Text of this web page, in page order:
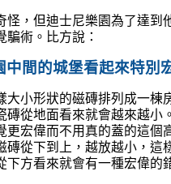
怪，但迪士尼樂園為了達到
騙術。比方說：
中間的城堡看起來特別
大小形狀的磁磚排列成一棟
磚從地面看來就會越來越小
更宏偉而不用真的蓋的這個
磚從下到上，越放越小，這
下方看來就會有一種宏偉的